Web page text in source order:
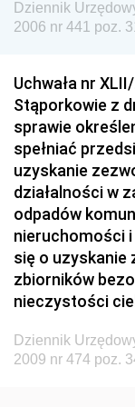
Dziennik
Dziennik
Przemysłu
Dziennik
Społecznej
Dziennik
i Gospodarki
Dziennik
Dziennik
i Gospodarki
Dziennik
Dziennik
Dziennik
2006 nr 441 poz.
Uchwała nr
Stąporkowie z
sprawie
spełniać
uzyskanie
działalności w
odpadów
nieruchomości
się o uzyskanie
zbiorników
nieczystości
Dziennik
2009 nr 474 poz.